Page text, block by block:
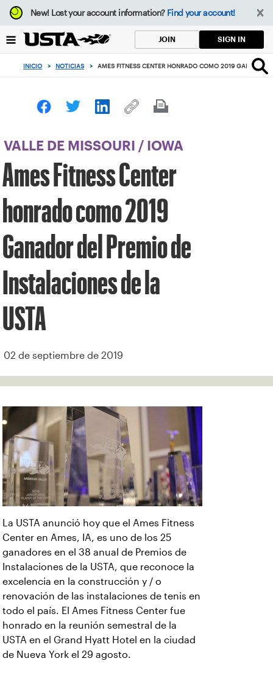
Enfoque
desde
botón
volver
principio
New!Lost your account information? Find your account!
JOIN SIGN IN
INICIO > NOTICIAS > AMES FITNESS CENTER HONRADO COMO 2019 GANADOR
VALLE DE MISSOURI / IOWA
Ames Fitness Center
honrado como 2019
Ganador del Premio de
Instalaciones de la
USTA
02 de septiembre de 2019
La USTA anunció hoy que el Ames Fitness
Center en Ames, IA, es uno de los 25
ganadores en el 38 anual de Premios de
Instalaciones de la USTA, que reconoce la
excelencia en la construcción y / o
renovación de las instalaciones de tenis en
todo el país. El Ames Fitness Center fue
honrado en la reunión semestral de la
USTA en el Grand Hyatt Hotel en la ciudad
de Nueva York el 29 agosto.